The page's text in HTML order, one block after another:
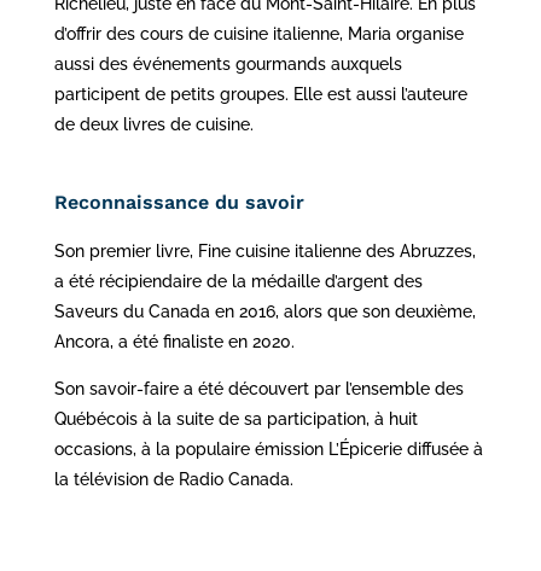
Richelieu, juste en face du Mont-Saint-Hilaire. En plus
d’offrir des cours de cuisine italienne, Maria organise
aussi des événements gourmands auxquels
participent de petits groupes. Elle est aussi l’auteure
de deux livres de cuisine.
Reconnaissance du savoir
Son premier livre, Fine cuisine italienne des Abruzzes,
a été récipiendaire de la médaille d’argent des
Saveurs du Canada en 2016, alors que son deuxième,
Ancora, a été finaliste en 2020.
Son savoir-faire a été découvert par l’ensemble des
Québécois à la suite de sa participation, à huit
occasions, à la populaire émission L’Épicerie diffusée à
la télévision de Radio Canada.